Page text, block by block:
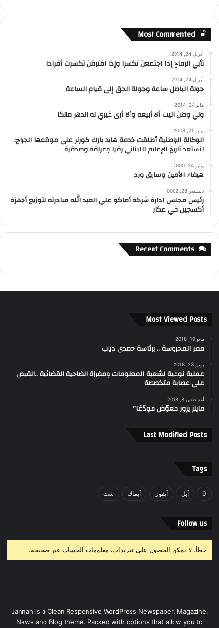
Most Commented
أبريل 24, 2014
تأبي الرماح إذا اجتمعن تكسرا وإذا افترقن تكسرت أفرادا
أبريل 24, 2014
جولة الباطل ساعة وجولة الحق إلى قيام الساعة
مايو 24, 2014
ولي وطن آليت ألا أبيعه وألا أرى غيري له الدهر مالكا
يناير 21, 2008
الوكالة الوطنية أطلقت خدمة هايد بارك كورنر على موقعها الجراح:
لنستعد تاريخ الإعلام اللبناني رقيا وعراقة وصدقية
يناير 24, 2000
هيفاء الأمين وسارق ورد
ديسمبر 28, 0002
رئيس مجلس ادارة شركة أماكو علي العبد الله مبادرته لتوزيع أجهزة
أكسجين في عكار
Recent Comments
Most Viewed Posts
مايو 19, 2018
مصر المحروسة .. برئاسة حمدي دياب
يونيو 23, 2018
عملية نوعية لشعبة المعلومات ومفرزة الضاحية القضائية ..القبض
على عصابة متخصصة
أغسطس 8, 2018
مايلز يزور معوّض مودّعًا”
Last Modified Posts
Tags
0 آبل آيفون آيماك شث
Follow us
خطأ، لا يمكن الحصول على تغريدات، معلومات الحساب غير صحيحة.
Jannah is a Clean Responsive WordPress Newspaper, Magazine,
News and Blog theme. Packed with options that allow you to